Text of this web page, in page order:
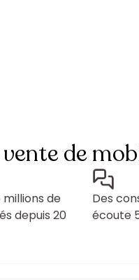
vente de
millions de
depuis 20
Des
écoute